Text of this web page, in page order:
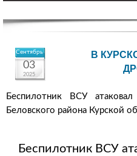
Сентябрь
03
2025
В
Беспилотник ВСУ
Беловского района Курской
Беспилотник ВСУ